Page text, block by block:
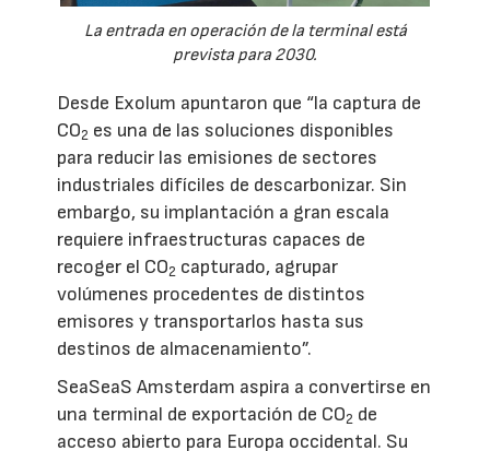
La entrada en operación de la terminal está
prevista para 2030.
Desde Exolum apuntaron que “la captura de
CO2 es una de las soluciones disponibles
para reducir las emisiones de sectores
industriales difíciles de descarbonizar. Sin
embargo, su implantación a gran escala
requiere infraestructuras capaces de
recoger el CO2 capturado, agrupar
volúmenes procedentes de distintos
emisores y transportarlos hasta sus
destinos de almacenamiento”.
SeaSeaS Amsterdam aspira a convertirse en
una terminal de exportación de CO2 de
acceso abierto para Europa occidental. Su